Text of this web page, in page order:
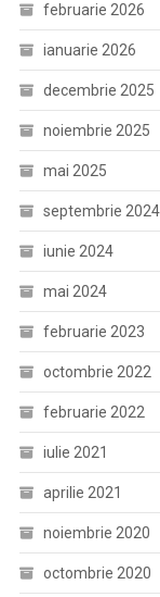
februarie 2026
ianuarie 2026
decembrie 2025
noiembrie 2025
mai 2025
septembrie 2024
iunie 2024
mai 2024
februarie 2023
octombrie 2022
februarie 2022
iulie 2021
aprilie 2021
noiembrie 2020
octombrie 2020